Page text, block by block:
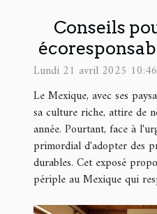
Conseils
Lundi 21 avril 2025 10:46
Le Mexique, avec ses
sa culture riche, attire de
année. Pourtant, face à
primordial d'adopter des
durables. Cet exposé
périple au Mexique qui